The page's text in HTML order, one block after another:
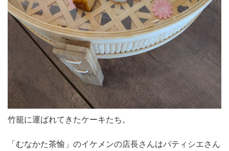
竹籠に運ばれてきたケーキたち。
「むなかた茶愉」のイケメンの店長さんはパティシエさん